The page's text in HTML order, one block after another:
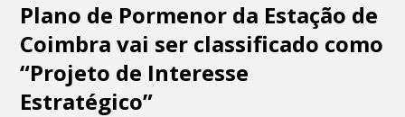
Plano de Pormenor da Estação de
Coimbra vai ser classificado como
“Projeto de Interesse
Estratégico”